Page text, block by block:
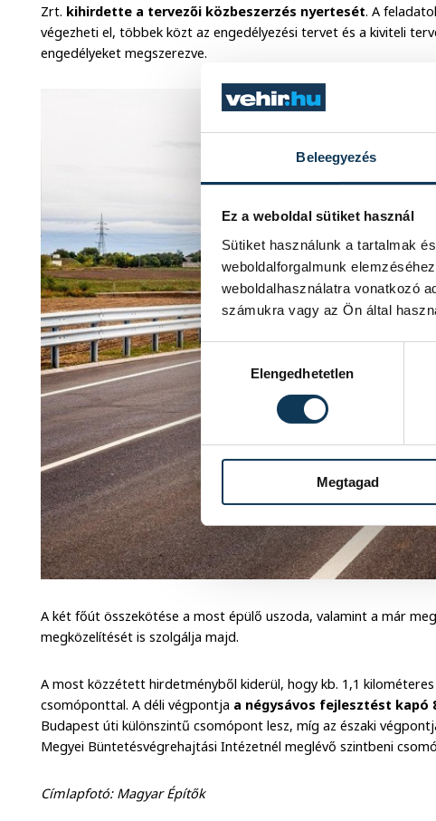
Beleegyezés
Ez a weboldal sütiket használ
Sütiket használunk a tartalmak
weboldalforgalmunk
weboldalhasználatra vonatkozó
számukra vagy az Ön által
Hozzájárulás kiválasztása
Elengedhetetlen
Megtagad
Zrt. kihirdette a tervezői közbeszerzés nyertesét. A
végezheti el, többek közt az engedélyezési tervet és a kiviteli
engedélyeket megszerezve.
A két főút összekötése a most épülő uszoda, valamint a már
megközelítését is szolgálja majd.
A most közzétett hirdetményből kiderül, hogy kb. 1,1
csomóponttal. A déli végpontja a négysávos fejlesztést kapó
Budapest úti különszintű csomópont lesz, míg az északi
Megyei Büntetésvégrehajtási Intézetnél meglévő szintbeni
Címlapfotó: Magyar Építők